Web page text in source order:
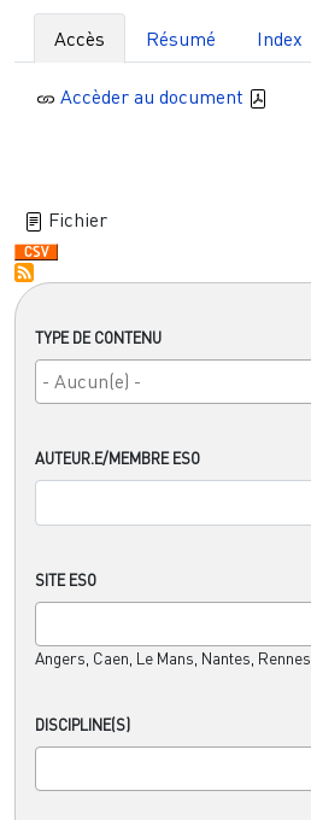
TYPE DE CONTENU
AUTEUR.E/MEMBRE ESO
SITE ESO
Angers, Caen, Le Mans, Nantes, Rennes
DISCIPLINE(S)
Accès Résumé Index
Accèder au document
Fichier